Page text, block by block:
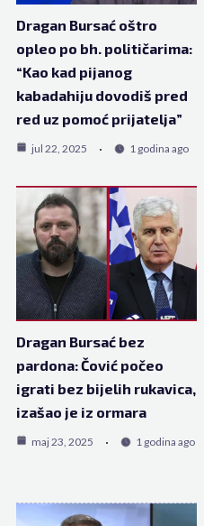
Dragan Bursać oštro
opleo po bh. političarima:
“Kao kad pijanog
kabadahiju dovodiš pred
red uz pomoć prijatelja”
jul 22, 2025 1 godina ago
Dragan Bursać bez
pardona: Čović počeo
igrati bez bijelih rukavica,
izašao je iz ormara
maj 23, 2025 1 godina ago